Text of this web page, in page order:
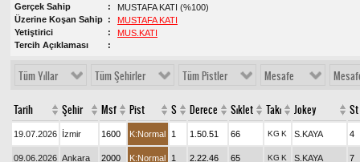
Gerçek Sahip
MUSTAFA KATI (%100)
Üzerine Koşan Sahip
MUSTAFA KATI
Yetiştirici
MUS.KATI
Tercih Açıklaması
Tüm Yıllar Tüm Şehirler Tüm Pistler Mesafe
Tarih Şehir Msf Pist S Derece Sıklet Takı Jokey St
19.07.2026 İzmir 1600 K:Normal 1 1.50.51 66 KG K S.KAYA 4
09.06.2026 Ankara 2000 K:Normal 1 2.22.46 65 KG K S.KAYA 7